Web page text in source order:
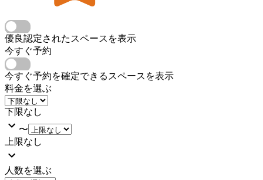
優良認定されたスペースを表示
今すぐ予約
今すぐ予約を確定できるスペースを表示
料金を選ぶ
下限なし
〜
上限なし
人数を選ぶ